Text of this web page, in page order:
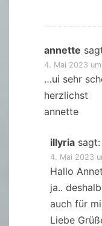
annette
4. Mai 2023
…ui sehr
herzlichst
annette
illyria sagt:
4. Mai 2023
Hallo
ja..
auch für
Liebe